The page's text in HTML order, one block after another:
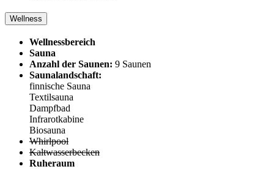
Wellness
Wellnessbereich
Sauna
Anzahl der Saunen: 9 Saunen
Saunalandschaft:
finnische Sauna
Textilsauna
Dampfbad
Infrarotkabine
Biosauna
Whirlpool
Kaltwasserbecken
Ruheraum